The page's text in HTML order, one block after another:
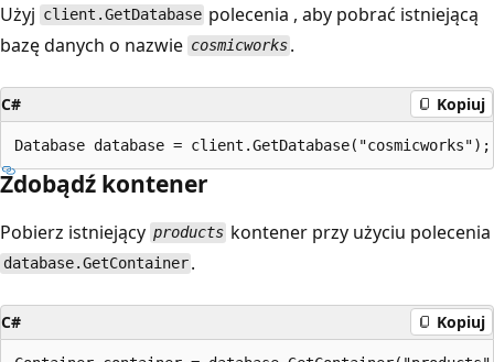
Użyj client.GetDatabase polecenia , aby pobrać istniejącą
bazę danych o nazwie cosmicworks .
C# Kopiuj
Zdobądź kontener
Pobierz istniejący products kontener przy użyciu polecenia
database.GetContainer .
C# Kopiuj